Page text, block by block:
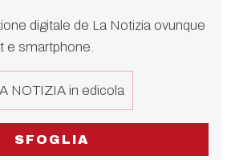
digitale de La Notizia ovunque
e smartphone.
SFOGLIA